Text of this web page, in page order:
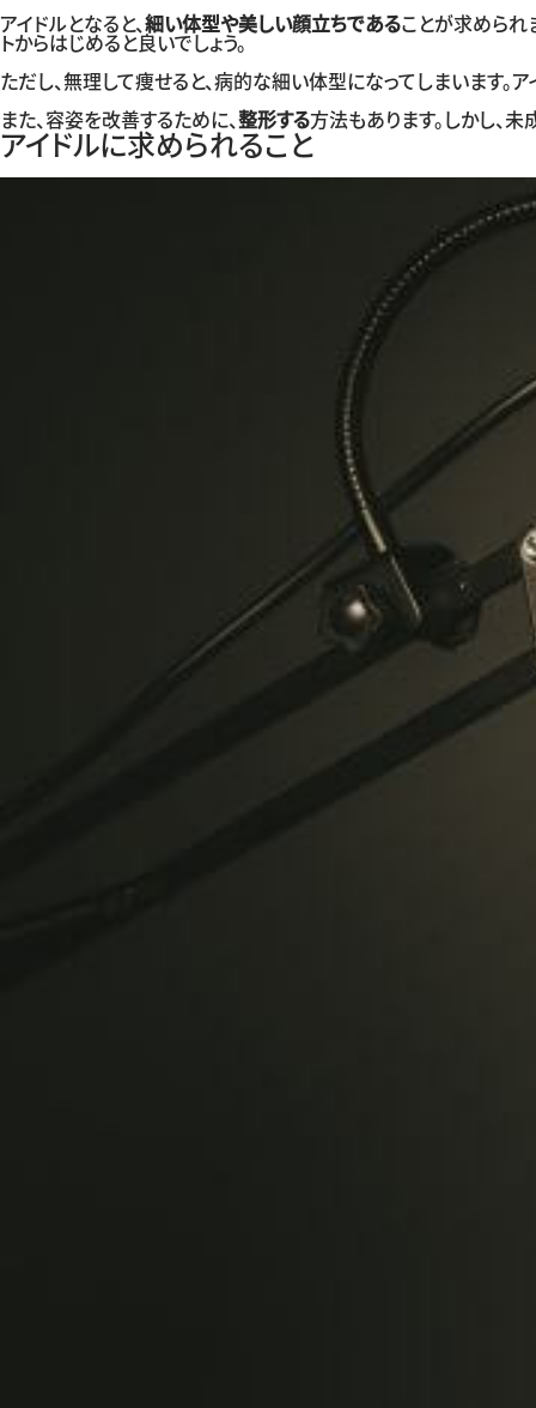
アイドルとなると、 細い体型や美しい顔立ちであることが求められ
トからはじめると良いでしょう。
ただし、無理して痩せると、病的な細い体型になってしまいます
また、容姿を改善するために、 整形する方法もあります。しかし、
アイドルに求められること